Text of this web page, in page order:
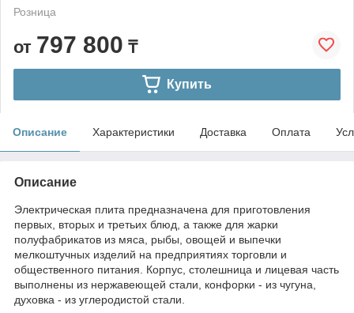
Розница
от 797 800 ₸
Купить
Описание Характеристики Доставка Оплата
Описание
Электрическая плита предназначена для приготовления
первых, вторых и третьих блюд, а также для жарки
полуфабрикатов из мяса, рыбы, овощей и выпечки
мелкоштучных изделий на предприятиях торговли и
общественного питания. Корпус, столешница и лицевая часть
выполнены из нержавеющей стали, конфорки - из чугуна,
духовка - из углеродистой стали.